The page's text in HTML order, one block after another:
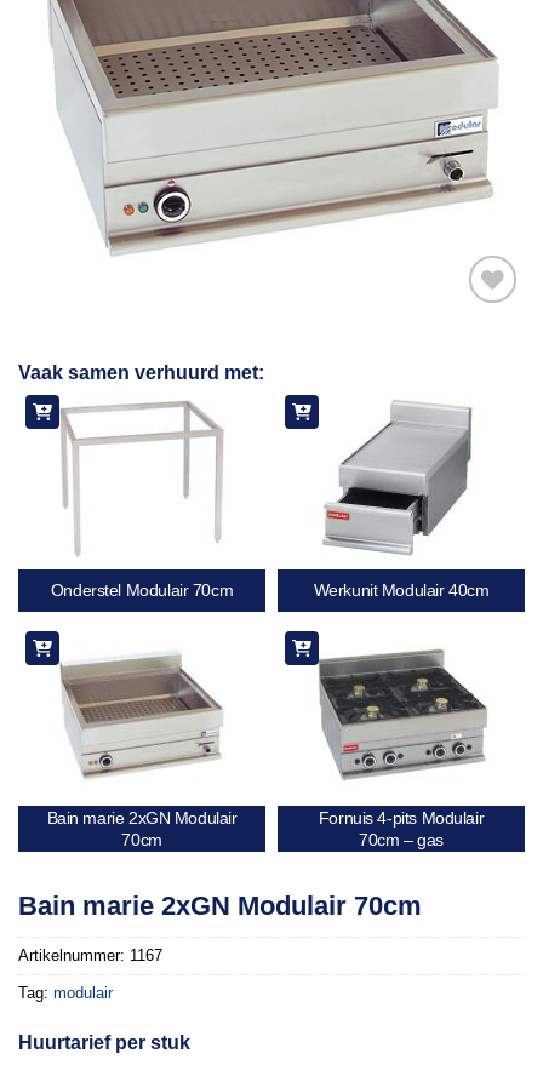
verlanglijst
Vaak samen verhuurd met:
Onderstel Modulair 70cm Werkunit Modulair 40cm
Bain marie 2xGN Modulair
70cm
Fornuis 4-pits Modulair
70cm – gas
Bain marie 2xGN Modulair 70cm
Artikelnummer: 1167
Tag: modulair
Huurtarief per stuk